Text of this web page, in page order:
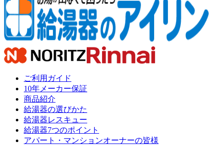
ご利用ガイド
10年メーカー保証
商品紹介
給湯器の選びかた
給湯器レスキュー
給湯器7つのポイント
アパート・マンションオーナーの皆様